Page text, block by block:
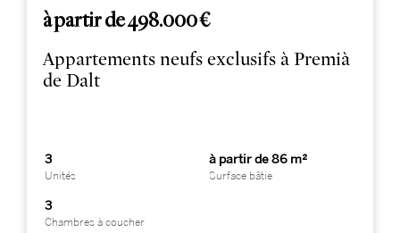
à partir de 498.000 €
Appartements neufs exclusifs à Premià
de Dalt
3
Unités
à partir de 86 m²
Surface bâtie
3
Chambres à coucher